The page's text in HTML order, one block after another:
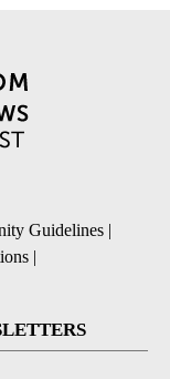
Guidelines |
|